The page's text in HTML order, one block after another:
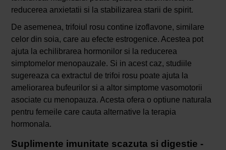
reducerea anxietatii si la stabilizarea starii de spirit.
De asemenea, trifoiul rosu contine izoflavone, similare
celor din soia, care au efecte estrogenice. Acestea pot
ajuta la echilibrarea hormonilor si la reducerea
simptomelor menopauzale. Si in acest caz, studiile
sugereaza ca extractul de trifoi rosu poate ajuta la
ameliorarea bufeurilor si a altor simptome vasomotorii
asociate cu menopauza. Acesta ofera o optiune naturala
pentru femeile care cauta alternative la terapia
hormonala.
Suplimente imunitate scazuta si digestie -